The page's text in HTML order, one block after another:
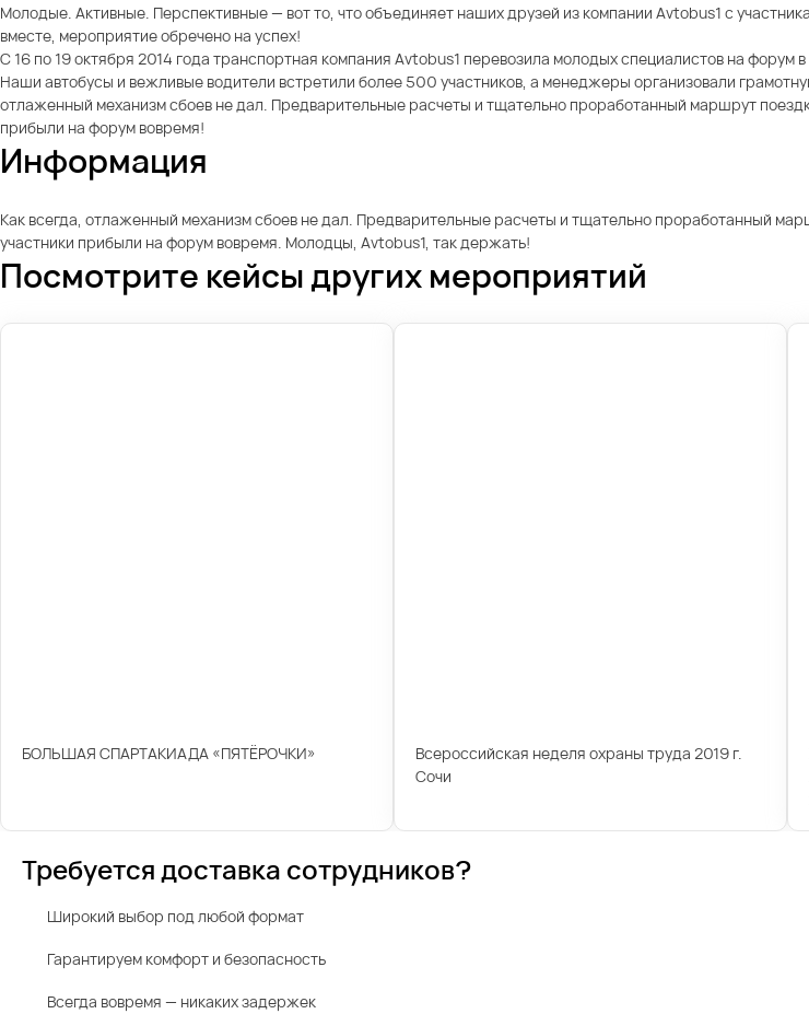
Молодые. Активные. Перспективные — вот то, что объединяет наших друзей из компании Avtobus1 с
вместе, мероприятие обречено на успех!
С 16 по 19 октября 2014 года транспортная компания Avtobus1 перевозила молодых специалистов на форум
Наши автобусы и вежливые водители встретили более 500 участников, а менеджеры организовали
отлаженный механизм сбоев не дал. Предварительные расчеты и тщательно проработанный маршрут
прибыли на форум вовремя!
Информация
Как всегда, отлаженный механизм сбоев не дал. Предварительные расчеты и тщательно проработанный
участники прибыли на форум вовремя. Молодцы, Avtobus1, так держать!
Посмотрите кейсы других мероприятий
БОЛЬШАЯ СПАРТАКИАДА «ПЯТЁРОЧКИ»
Всероссийская неделя охраны труда 2019 г.
Сочи
Требуется доставка сотрудников?
Широкий выбор под любой формат
Гарантируем комфорт и безопасность
Всегда вовремя — никаких задержек